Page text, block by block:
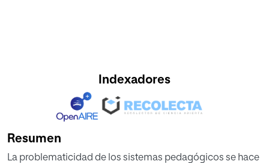
Indexadores
Resumen
La problematicidad de los sistemas pedagógicos se hace